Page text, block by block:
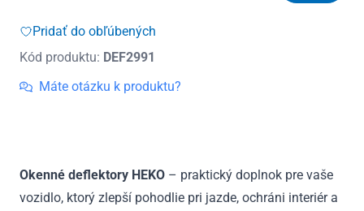
Heko
Tiggo
8
Pridať do obľúbených
Kód produktu: DEF2991
Máte otázku k produktu?
Okenné deflektory HEKO – praktický doplnok pre vaše
vozidlo, ktorý zlepší pohodlie pri jazde, ochráni interiér a